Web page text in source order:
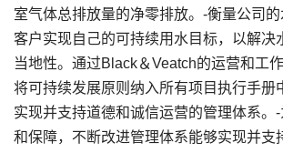
室气体总排放量的净零排放。-衡量公司
客户实现自己的可持续用水目标，以解决
当地性。通过Black＆Veatch的运营和工
将可持续发展原则纳入所有项目执行手册
实现并支持道德和诚信运营的管理体系。
和保障，不断改进管理体系能够实现并支